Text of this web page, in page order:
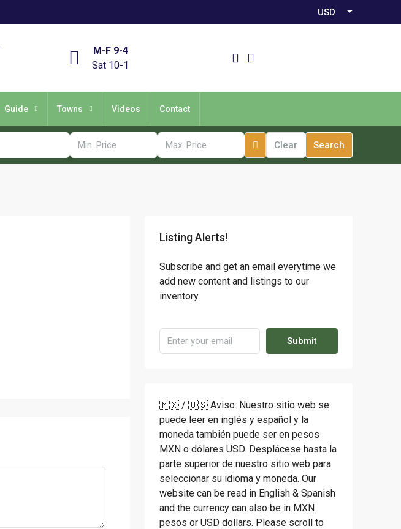
USD
M-F 9-4
Sat 10-1
Guide Towns Videos Contact
Clear Search
Listing Alerts!
Subscribe and get an email everytime we
add new content and listings to our
inventory.
Submit
🇲🇽 / 🇺🇸 Aviso: Nuestro sitio web se
puede leer en inglés y español y la
moneda también puede ser en pesos
MXN o dólares USD. Desplácese hasta la
parte superior de nuestro sitio web para
seleccionar su idioma y moneda. Our
website can be read in English & Spanish
and the currency can also be in MXN
pesos or USD dollars. Please scroll to